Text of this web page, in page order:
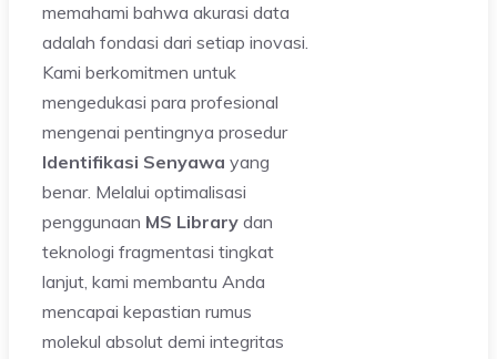
memahami bahwa akurasi data
adalah fondasi dari setiap inovasi.
Kami berkomitmen untuk
mengedukasi para profesional
mengenai pentingnya prosedur
Identifikasi Senyawa yang
benar. Melalui optimalisasi
penggunaan MS Library dan
teknologi fragmentasi tingkat
lanjut, kami membantu Anda
mencapai kepastian rumus
molekul absolut demi integritas